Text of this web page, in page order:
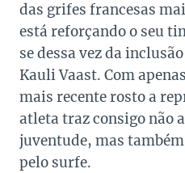
das grifes francesas
está reforçando o seu
se dessa vez da
Kauli Vaast. Com
mais recente rosto a
atleta traz consigo não
juventude, mas
pelo surfe.